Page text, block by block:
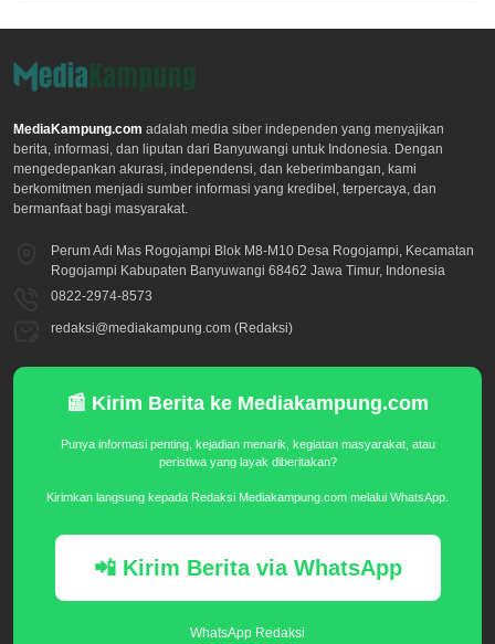
MediaKampung.com adalah media siber independen yang menyajikan
berita, informasi, dan liputan dari Banyuwangi untuk Indonesia. Dengan
mengedepankan akurasi, independensi, dan keberimbangan, kami
berkomitmen menjadi sumber informasi yang kredibel, terpercaya, dan
bermanfaat bagi masyarakat.
Perum Adi Mas Rogojampi Blok M8-M10 Desa Rogojampi, Kecamatan
Rogojampi Kabupaten Banyuwangi 68462 Jawa Timur, Indonesia
0822-2974-8573
redaksi@mediakampung.com (Redaksi)
📰 Kirim Berita ke Mediakampung.com
Punya informasi penting, kejadian menarik, kegiatan masyarakat, atau
peristiwa yang layak diberitakan?
Kirimkan langsung kepada Redaksi Mediakampung.com melalui WhatsApp.
📲 Kirim Berita via WhatsApp
WhatsApp Redaksi